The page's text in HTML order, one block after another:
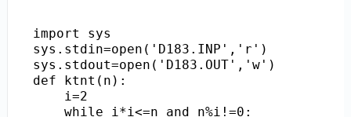
import sys
sys.stdin=open('D183.INP','r')
sys.stdout=open('D183.OUT','w')
def ktnt(n):
    i=2
    while i*i<=n and n%i!=0: